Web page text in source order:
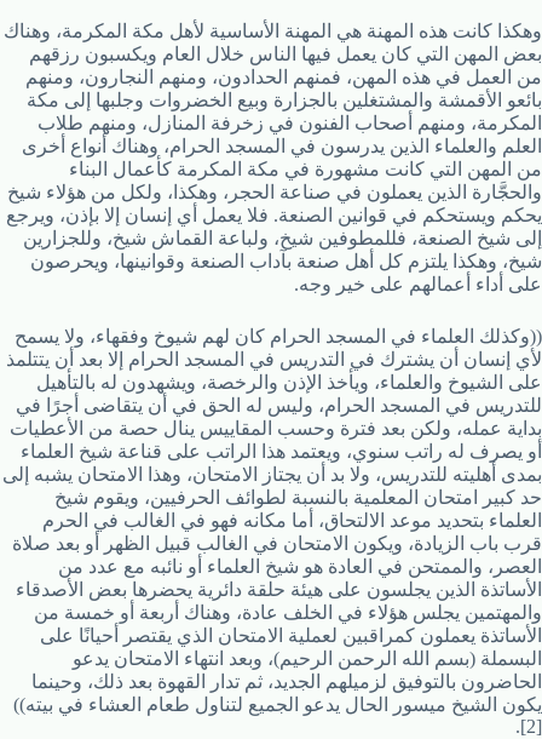
وهكذا كانت هذه المهنة هي المهنة الأساسية لأهل مكة المكرمة، وهناك
بعض المهن التي كان يعمل فيها الناس خلال العام ويكسبون رزقهم
من العمل في هذه المهن، فمنهم الحدادون، ومنهم النجارون، ومنهم
بائعو الأقمشة والمشتغلين بالجزارة وبيع الخضروات وجلبها إلى مكة
المكرمة، ومنهم أصحاب الفنون في زخرفة المنازل، ومنهم طلاب
العلم والعلماء الذين يدرسون في المسجد الحرام، وهناك أنواع أخرى
من المهن التي كانت مشهورة في مكة المكرمة كأعمال البناء
والحجَّارة الذين يعملون في صناعة الحجر، وهكذا، ولكل من هؤلاء شيخ
يحكم ويستحكم في قوانين الصنعة. فلا يعمل أي إنسان إلا بإذن، ويرجع
إلى شيخ الصنعة، فللمطوفين شيخ، ولباعة القماش شيخ، وللجزارين
شيخ، وهكذا يلتزم كل أهل صنعة بآداب الصنعة وقوانينها، ويحرصون
على أداء أعمالهم على خير وجه.
((وكذلك العلماء في المسجد الحرام كان لهم شيوخ وفقهاء، ولا يسمح
لأي إنسان أن يشترك في التدريس في المسجد الحرام إلا بعد أن يتتلمذ
على الشيوخ والعلماء، ويأخذ الإذن والرخصة، ويشهدون له بالتأهيل
للتدريس في المسجد الحرام، وليس له الحق في أن يتقاضى أجرًا في
بداية عمله، ولكن بعد فترة وحسب المقاييس ينال حصة من الأعطيات
أو يصرف له راتب سنوي، ويعتمد هذا الراتب على قناعة شيخ العلماء
بمدى أهليته للتدريس، ولا بد أن يجتاز الامتحان، وهذا الامتحان يشبه إلى
حد كبير امتحان المعلمية بالنسبة لطوائف الحرفيين، ويقوم شيخ
العلماء بتحديد موعد الالتحاق، أما مكانه فهو في الغالب في الحرم
قرب باب الزيادة، ويكون الامتحان في الغالب قبيل الظهر أو بعد صلاة
العصر، والممتحن في العادة هو شيخ العلماء أو نائبه مع عدد من
الأساتذة الذين يجلسون على هيئة حلقة دائرية يحضرها بعض الأصدقاء
والمهتمين يجلس هؤلاء في الخلف عادة، وهناك أربعة أو خمسة من
الأساتذة يعملون كمراقبين لعملية الامتحان الذي يقتصر أحيانًا على
البسملة (بسم الله الرحمن الرحيم)، وبعد انتهاء الامتحان يدعو
الحاضرون بالتوفيق لزميلهم الجديد، ثم تدار القهوة بعد ذلك، وحينما
يكون الشيخ ميسور الحال يدعو الجميع لتناول طعام العشاء في بيته))
[2].